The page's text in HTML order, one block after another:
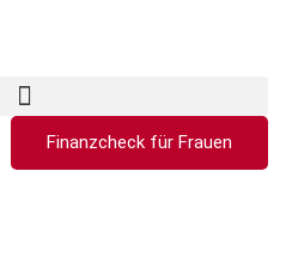
Finanzcheck für Frauen